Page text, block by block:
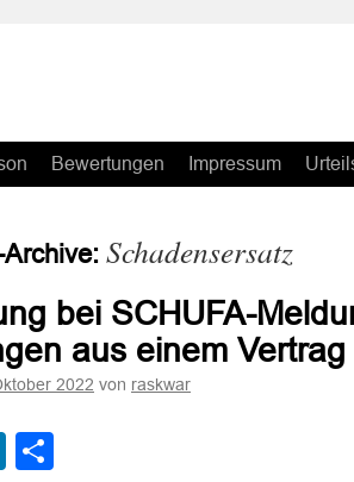
Bewertungen Impressum
Schadensersatz
bei SCHUFA-
aus einem Vertrag
2022 von raskwar
LinkedIn